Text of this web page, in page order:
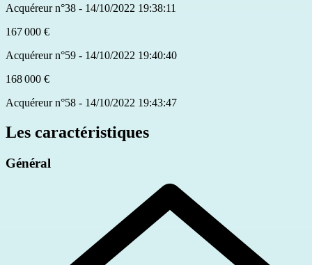
Acquéreur n°38 - 14/10/2022 19:38:11
167 000 €
Acquéreur n°59 - 14/10/2022 19:40:40
168 000 €
Acquéreur n°58 - 14/10/2022 19:43:47
Les caractéristiques
Général